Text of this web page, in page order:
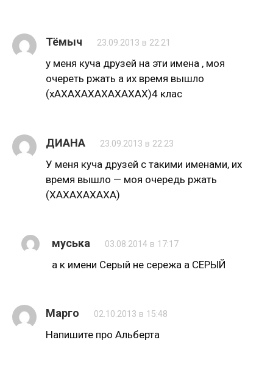
Тёмыч 23.09.2013 в 22:21
у меня куча друзей на эти имена , моя
очереть ржать а их время вышло
(хАХАХАХАХАХАХАХ)4 клас
ДИАНА 23.09.2013 в 22:23
У меня куча друзей с такими именами, их
время вышло — моя очередь ржать
(ХАХАХАХАХА)
муська 03.08.2014 в 17:17
а к имени Серый не сережа а СЕРЫЙ
Марго 02.10.2013 в 15:48
Напишите про Альберта